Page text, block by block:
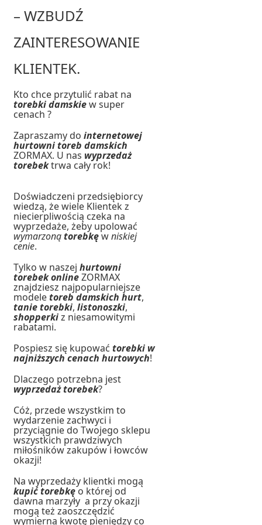
– WZBUDŹ
ZAINTERESOWANIE
KLIENTEK.
Kto chce przytulić rabat na
torebki damskiew super
cenach ?
Zapraszamy dointernetowej
hurtowni toreb damskich
ZORMAX. U nas wyprzedaż
torebektrwa cały rok!
Doświadczeni przedsiębiorcy
wiedzą, że wiele Klientek z
niecierpliwością czeka na
wyprzedaże, żeby upolować
wymarzonątorebkęwniskiej
cenie.
Tylko w naszejhurtowni
torebek onlineZORMAX
znajdziesz najpopularniejsze
modeletoreb damskich hurt,
tanie torebki,listonoszki,
shopperkiz niesamowitymi
rabatami.
Pospiesz się kupowaćtorebki w
najniższych cenach hurtowych!
Dlaczego potrzebna jest
wyprzedaż torebek?
Cóż, przede wszystkim to
wydarzenie zachwyci i
przyciągnie do Twojego sklepu
wszystkich prawdziwych
miłośników zakupów i łowców
okazji!
Na wyprzedaży klientki mogą
kupić torebkęo której od
dawna marzyły a przy okazji
mogą też zaoszczędzić
wymierną kwotę pieniędzy co